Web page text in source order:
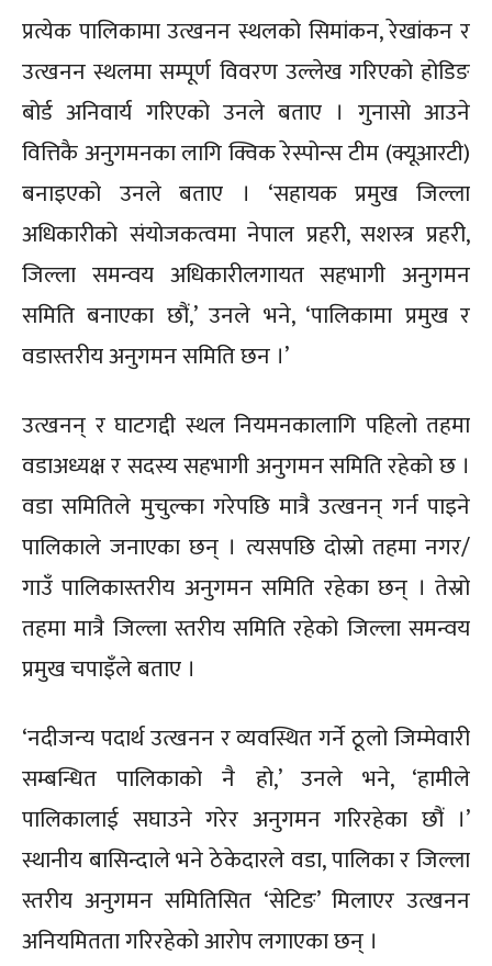
प्रत्येक पालिकामा उत्खनन स्थलको सिमांकन, रेखांकन र
उत्खनन स्थलमा सम्पूर्ण विवरण उल्लेख गरिएको होडिङ
बोर्ड अनिवार्य गरिएको उनले बताए । गुनासो आउने
वित्तिकै अनुगमनका लागि क्विक रेस्पोन्स टीम (क्यूआरटी)
बनाइएको उनले बताए । ‘सहायक प्रमुख जिल्ला
अधिकारीको संयोजकत्वमा नेपाल प्रहरी, सशस्त्र प्रहरी,
जिल्ला समन्वय अधिकारीलगायत सहभागी अनुगमन
समिति बनाएका छौं,’ उनले भने, ‘पालिकामा प्रमुख र
वडास्तरीय अनुगमन समिति छन ।’
उत्खनन् र घाटगद्दी स्थल नियमनकालागि पहिलो तहमा
वडाअध्यक्ष र सदस्य सहभागी अनुगमन समिति रहेको छ ।
वडा समितिले मुचुल्का गरेपछि मात्रै उत्खनन् गर्न पाइने
पालिकाले जनाएका छन् । त्यसपछि दोस्रो तहमा नगर/
गाउँ पालिकास्तरीय अनुगमन समिति रहेका छन् । तेस्रो
तहमा मात्रै जिल्ला स्तरीय समिति रहेको जिल्ला समन्वय
प्रमुख चपाइँले बताए ।
‘नदीजन्य पदार्थ उत्खनन र व्यवस्थित गर्ने ठूलो जिम्मेवारी
सम्बन्धित पालिकाको नै हो,’ उनले भने, ‘हामीले
पालिकालाई सघाउने गरेर अनुगमन गरिरहेका छौं ।’
स्थानीय बासिन्दाले भने ठेकेदारले वडा, पालिका र जिल्ला
स्तरीय अनुगमन समितिसित ‘सेटिङ’ मिलाएर उत्खनन
अनियमितता गरिरहेको आरोप लगाएका छन् ।